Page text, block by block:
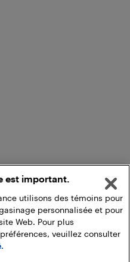
panier
est important.
utilisons des témoins pour
personnalisée et pour
Web. Pour plus
veuillez consulter